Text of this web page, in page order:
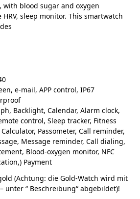
with blood sugar and oxygen
sleep monitor. This smartwatch
e-mail, APP control, IP67
Backlight, Calendar, Alarm clock,
control, Sleep tracker, Fitness
Passometer, Call reminder,
Message reminder, Call dialing,
Blood-oxygen monitor, NFC
Payment
(Achtung: die Gold-Watch wird mit
unter “ Beschreibung“ abgebildet)!